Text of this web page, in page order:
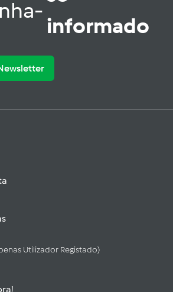
informado
Utilizador Registado)